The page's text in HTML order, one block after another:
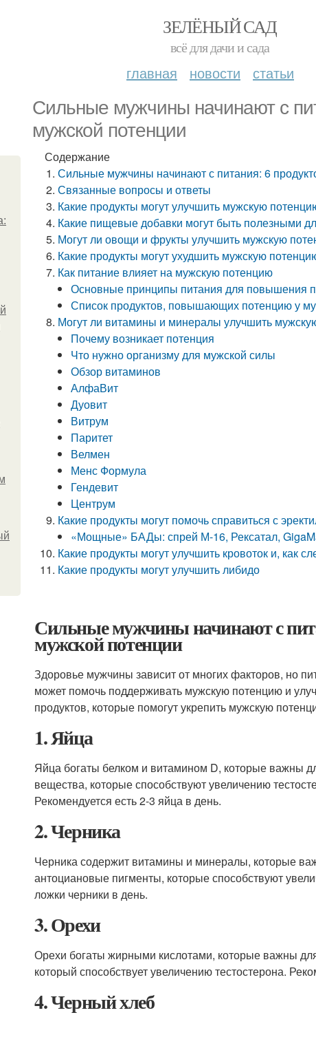
ЗЕЛЁНЫЙ САД
всё для дачи и сада
главная новости статьи
Сильные мужчины начинают с
мужской потенции
Содержание
Сильные мужчины начинают с питания: 6
Связанные вопросы и ответы
Какие продукты могут улучшить мужскую
Какие пищевые добавки могут быть полезными
Могут ли овощи и фрукты улучшить мужскую
Какие продукты могут ухудшить мужскую
Как питание влияет на мужскую потенцию
Основные принципы питания для повышения
Список продуктов, повышающих потенцию у
Могут ли витамины и минералы улучшить
Почему возникает потенция
Что нужно организму для мужской силы
Обзор витаминов
АлфаВит
Дуовит
Витрум
Паритет
Велмен
Менс Формула
Гендевит
Центрум
Какие продукты могут помочь справиться с
«Мощные» БАДы: спрей М-16, Рексатал,
Какие продукты могут улучшить кровоток и, как
Какие продукты могут улучшить либидо
Сильные мужчины начинают с
мужской потенции
Здоровье мужчины зависит от многих факторов, но
может помочь поддерживать мужскую потенцию и
продуктов, которые помогут укрепить мужскую
1. Яйца
Яйца богаты белком и витамином D, которые важны
вещества, которые способствуют увеличению
Рекомендуется есть 2-3 яйца в день.
2. Черника
Черника содержит витамины и минералы, которые
антоциановые пигменты, которые способствуют
ложки черники в день.
3. Орехи
Орехи богаты жирными кислотами, которые важны
который способствует увеличению тестостерона.
4. Черный хлеб